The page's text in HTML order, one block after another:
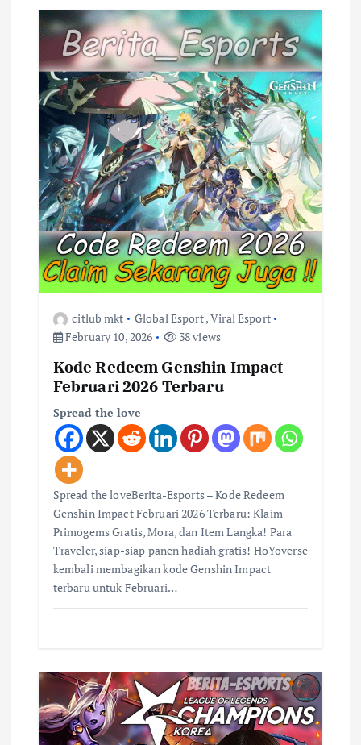
g
a
t
o
n
citlub mkt Global Esport,Viral Esport
February 10, 2026
38 views
Kode Redeem Genshin Impact
Februari 2026 Terbaru
Spread the love
Spread the loveBerita-Esports – Kode Redeem
Genshin Impact Februari 2026 Terbaru: Klaim
Primogems Gratis, Mora, dan Item Langka! Para
Traveler, siap-siap panen hadiah gratis! HoYoverse
kembali membagikan kode Genshin Impact
terbaru untuk Februari…